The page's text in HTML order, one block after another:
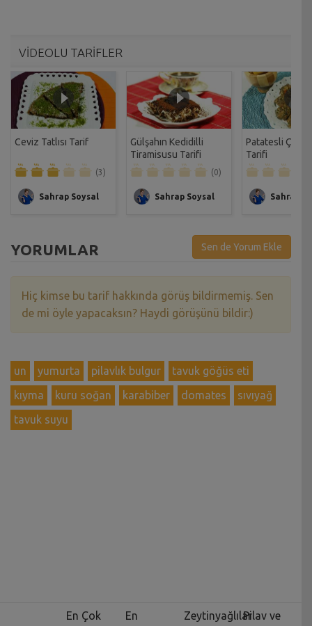
VİDEOLU TARİFLER
Ceviz Tatlısı Tarif
(3)
Sahrap Soysal
Gülşahın Kedidilli
Tiramisusu Tarifi
(0)
Sahrap Soysal
Patatesli Çıtır
Tarifi
Sahrap
YORUMLAR Sen de Yorum Ekle
Hiç kimse bu tarif hakkında görüş bildirmemiş. Sen
de mi öyle yapacaksın? Haydi görüşünü bildir:)
un yumurta pilavlık bulgur
tavuk göğüs eti
kıyma
kuru soğan karabiber domates
sıvıyağ
tavuk suyu
En Çok
En
ZeytinyağlılarPilav ve